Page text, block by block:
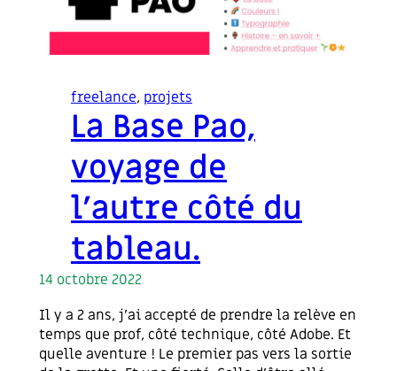
freelance, projets
La Base Pao,
voyage de
l’autre côté du
tableau.
14 octobre 2022
Il y a 2 ans, j’ai accepté de prendre la relève en
temps que prof, côté technique, côté Adobe. Et
quelle aventure ! Le premier pas vers la sortie